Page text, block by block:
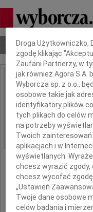
Nekrologi Odeszli
IMIĘ I NAZWISKO:
REGION:
DATA EMISJI:
Z
Dbamy o Twoją
Droga Użytkowniczko,
zgodę klikając
Zaufani Partnerzy, w
jak również Agora S.A.
Wyborcza sp. z o.o.,
osobowe takie jak
identyfikatory plików
tych plikach do celów
na potrzeby
Twoich
aplikacjach i w
wyświetlanych.
chcesz wyrazić
chcesz wycofać
„Ustawień
Twoje dane osobowe
celów badania i